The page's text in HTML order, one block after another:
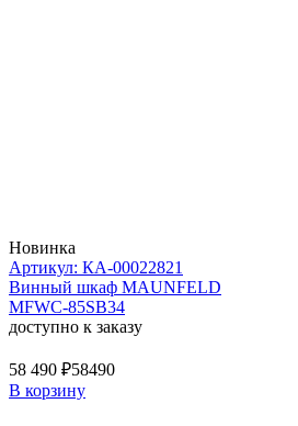
Новинка
Артикул: КА-00022821
Винный шкаф MAUNFELD
MFWC-85SB34
доступно к заказу
58 490 ₽58490
В корзину